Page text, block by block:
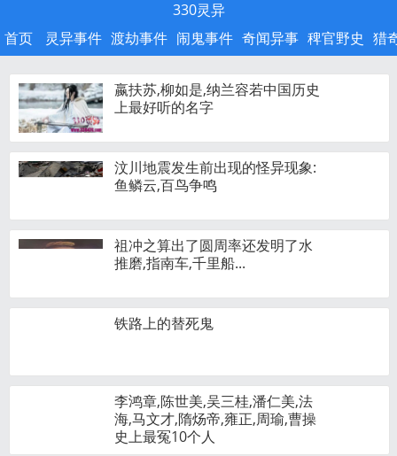
330灵异
首页
灵异事件 渡劫事件 闹鬼事件 奇闻异事 稗官野史 猎
嬴扶苏,柳如是,纳兰容若中国历史
上最好听的名字
汶川地震发生前出现的怪异现象:
鱼鳞云,百鸟争鸣
祖冲之算出了圆周率还发明了水
推磨,指南车,千里船...
铁路上的替死鬼
李鸿章,陈世美,吴三桂,潘仁美,法
海,马文才,隋炀帝,雍正,周瑜,曹操
史上最冤10个人